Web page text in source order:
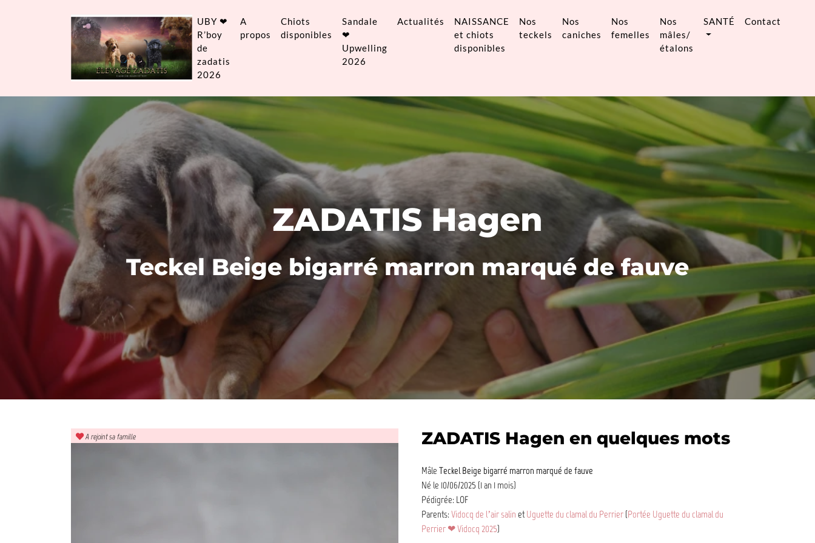
UBY ❤
R’boy
de
zadatis
2026
A
propos
Chiots
disponibles
Sandale
❤
Upwelling
2026
Actualités
NAISSANCE
et chiots
disponibles
Nos
teckels
Nos
caniches
Nos
femelles
Nos
mâles/
étalons
SANTÉ Contact
ZADATIS Hagen
Teckel Beige bigarré marron marqué de fauve
A rejoint sa famille ZADATIS Hagen en quelques mots
Mâle Teckel Beige bigarré marron marqué de fauve
Né le 10/06/2025 (1 an 1 mois)
Pédigrée: LOF
Parents: Vidocq de l’air salin et Uguette du clamal du Perrier (Portée Uguette du clamal du
Perrier ❤ Vidocq 2025)